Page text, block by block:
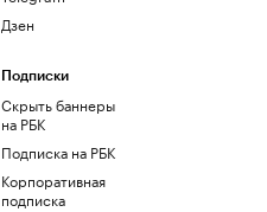
Дзен
Подписки
Скрыть баннеры
на РБК
Подписка на РБК
Корпоративная
подписка